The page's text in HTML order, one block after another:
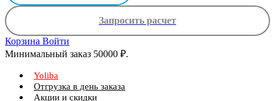
Запросить расчет
Корзина Войти
Минимальный заказ 50000 ₽.
Yoliba
Отгрузка в день заказа
Акции и скидки